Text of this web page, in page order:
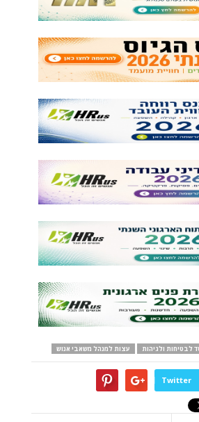
עצות למנהל משאבי אנוש